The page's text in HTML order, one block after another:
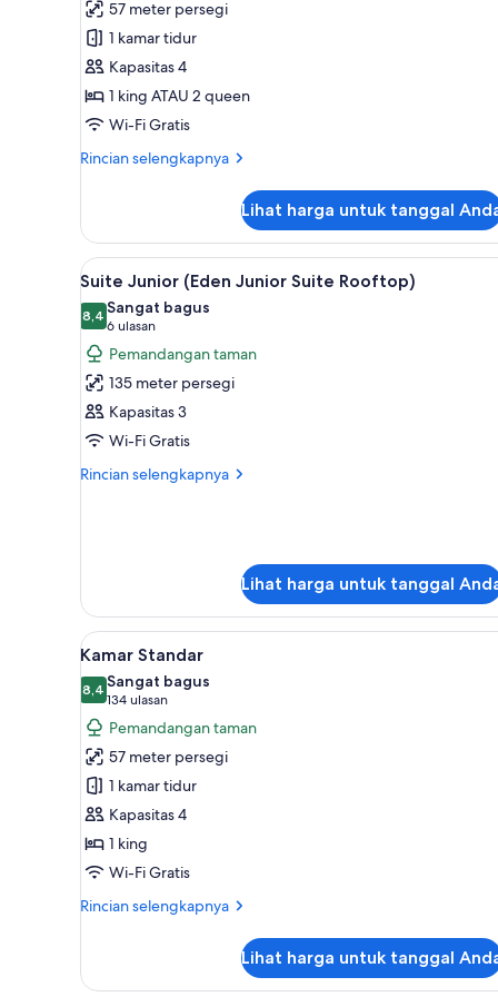
Junior,
pemandangan
kebun
(Eden)
57 meter persegi
1 kamar tidur
Kapasitas 4
1 king ATAU 2 queen
Wi-Fi Gratis
Rincian selengkapnya
Rincian
Suite
Junior,
pemandangan
kebun
(Eden)
Lihat harga untuk tanggal
Lihat
semua
foto
untuk
Suite
Junior
(Eden
Junior
Suite
Minibar gratis, brankas, Wi-Fi
2
Suite Junior (Eden Junior Suite Rooftop)
8,48,4 dari 10
Sangat bagus
6 ulasan
(6
ulasan)
Pemandangan taman
135 meter persegi
Kapasitas 3
Wi-Fi Gratis
Rincian selengkapnya
Rincian
Junior
Suite
Rooftop)
Lihat harga untuk tanggal
Lihat
semua
foto
untuk
Kamar
Standar
Minibar gratis, brankas, Wi-Fi
5
Kamar Standar
8,48,4 dari 10
Sangat bagus
134 ulasan
(134
ulasan)
Pemandangan taman
57 meter persegi
1 kamar tidur
Kapasitas 4
1 king
Wi-Fi Gratis
Rincian selengkapnya
Rincian
Kamar
Lihat harga untuk tanggal